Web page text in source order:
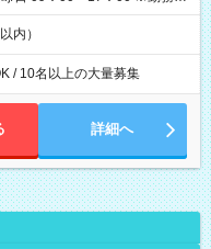
内）
/ 10名以上の大量募集
詳細へ